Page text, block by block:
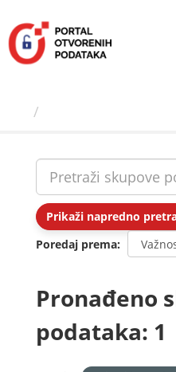
sadržaj
Prikaži napredno
Poredaj prema
Pronađeno
podataka: 1